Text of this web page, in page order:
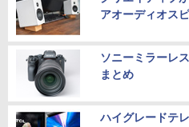
アオーディオス
ソニーミラーレ
まとめ
ハイグレードテ